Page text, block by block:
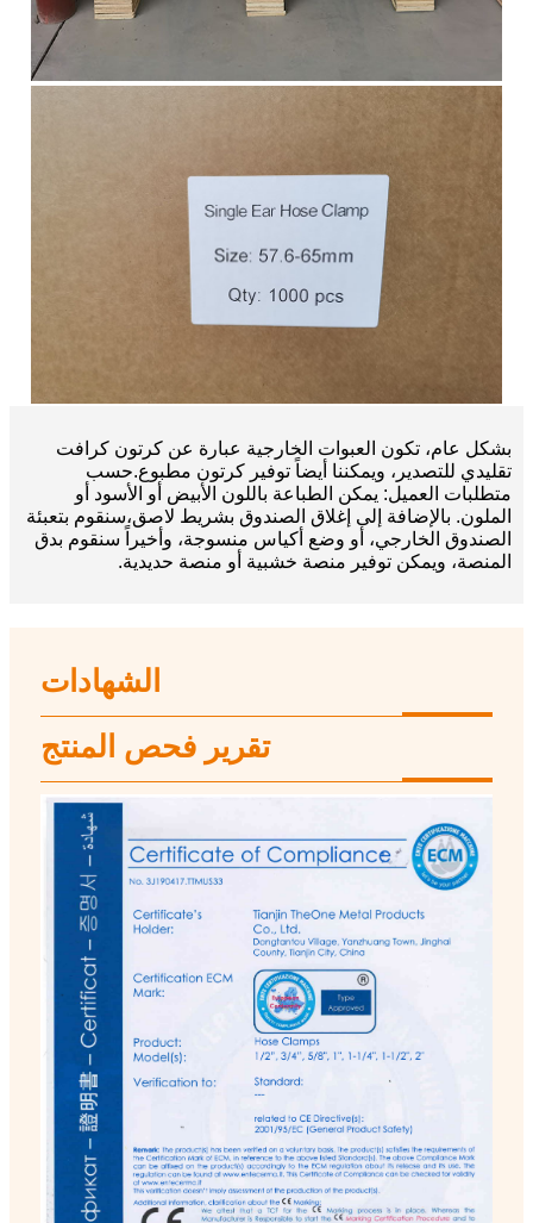
بشكل عام، تكون العبوات الخارجية عبارة عن كرتون كرافت
تقليدي للتصدير، ويمكننا أيضاً توفير كرتون مطبوع.حسب
متطلبات العميل: يمكن الطباعة باللون الأبيض أو الأسود أو
الملون. بالإضافة إلى إغلاق الصندوق بشريط لاصق،سنقوم بتعبئة
الصندوق الخارجي، أو وضع أكياس منسوجة، وأخيراً سنقوم بدق
المنصة، ويمكن توفير منصة خشبية أو منصة حديدية.
الشهادات
تقرير فحص المنتج